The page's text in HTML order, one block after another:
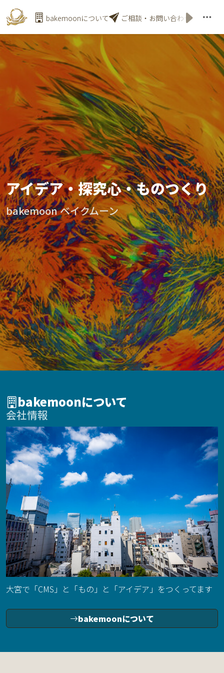
bakemoonについて ご相談・お問い合わせ ニュ
アイデア・探究心・ものつくり
bakemoon ベイクムーン
bakemoonについて
会社情報
大宮で「CMS」と「もの」と「アイデア」をつくってます
bakemoonについて